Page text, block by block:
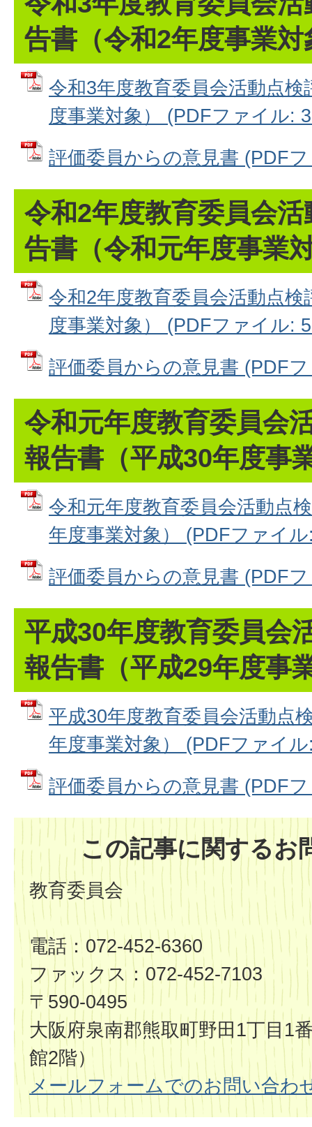
告書（令和2年度事業対
令和3年度教育委員会活動点検
度事業対象） (PDFファイル:
評価委員からの意見書 (PDF
令和2年度教育委員会
告書（令和元年度事業
令和2年度教育委員会活動点検
度事業対象） (PDFファイル:
評価委員からの意見書 (PDF
令和元年度教育委員会
報告書（平成30年度事
令和元年度教育委員会活動点
年度事業対象） (PDFファイ
評価委員からの意見書 (PDF
平成30年度教育委員会
報告書（平成29年度事
平成30年度教育委員会活動点
年度事業対象） (PDFファイ
評価委員からの意見書 (PDF
この記事に関するお
教育委員会
電話：072-452-6360
ファックス：072-452-7103
〒590-0495
大阪府泉南郡熊取町野田1丁目1
館2階）
メールフォームでのお問い合わ